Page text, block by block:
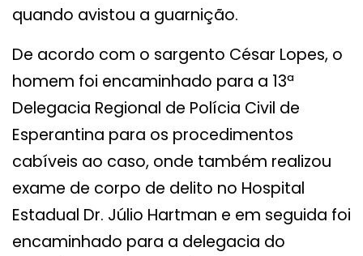
quando avistou a guarnição.
De acordo com o sargento César Lopes, o
homem foi encaminhado para a 13ª
Delegacia Regional de Polícia Civil de
Esperantina para os procedimentos
cabíveis ao caso, onde também realizou
exame de corpo de delito no Hospital
Estadual Dr. Júlio Hartman e em seguida foi
encaminhado para a delegacia do